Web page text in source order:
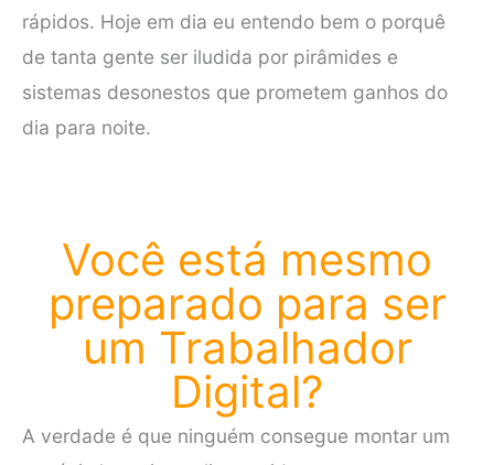
rápidos. Hoje em dia eu entendo bem o porquê
de tanta gente ser iludida por pirâmides e
sistemas desonestos que prometem ganhos do
dia para noite.
Você está mesmo
preparado para ser
um Trabalhador
Digital?
A verdade é que ninguém consegue montar um